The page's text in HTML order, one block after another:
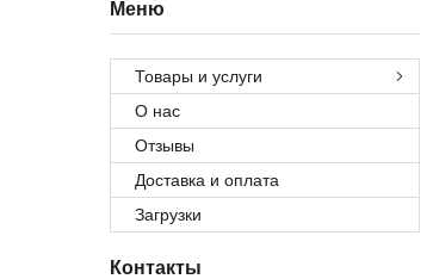
Товары и услуги
О нас
Отзывы
Доставка и оплата
Загрузки
Контакты